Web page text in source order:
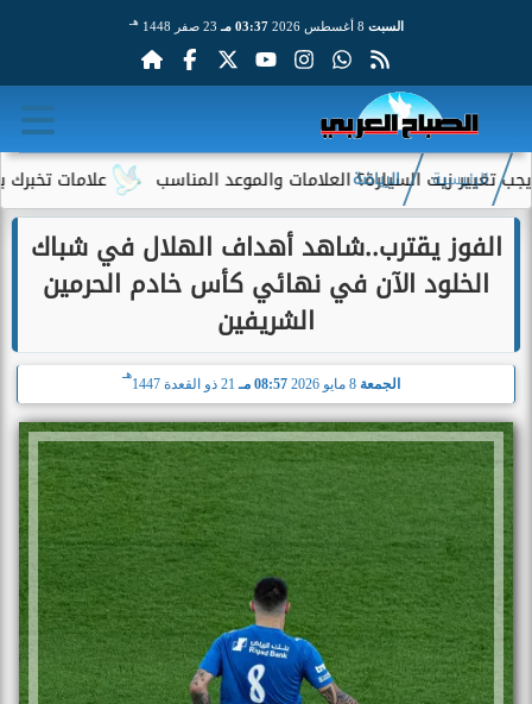
السبت 03:37 مـ 23 صفر 1448 هـ
علامات تخبرك بأن السيارة؟ العلامات والموعد المناسب
الرئيسية الرياضة
الفوز يقترب..شاهد أهداف الهلال في شباك
الخلود الآن في نهائي كأس خادم الحرمين
الشريفين
الجمعة 08:57 مـ 21 ذو القعدة 1447
هـ